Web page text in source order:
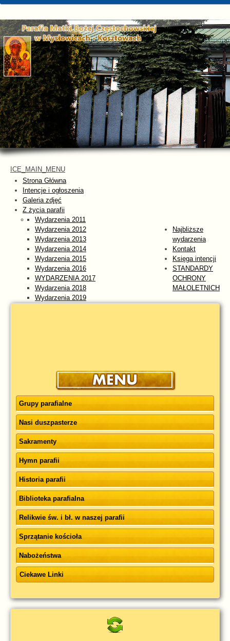
ICE_MAIN_MENU
Strona Główna
Intencje i ogłoszenia
Galeria zdjęć
Z życia parafii
Wydarzenia 2011
Wydarzenia 2012
Wydarzenia 2013
Wydarzenia 2014
Wydarzenia 2015
Wydarzenia 2016
WYDARZENIA 2017
Wydarzenia 2018
Wydarzenia 2019
Najbliższe
wydarzenia
Kontakt
Księga intencji
STANDARDY
OCHRONY
MAŁOLETNICH
Grupy parafialne
Nasi duszpasterze
Sakramenty
Hymn parafii
Historia parafii
Biblioteka parafialna
Relikwie św. i bł. w naszej parafii
Sprzątanie kościoła
Nabożeństwa
Ciekawe Linki